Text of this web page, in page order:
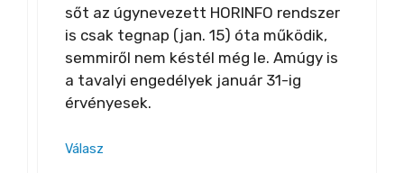
sőt az úgynevezett HORINFO rendszer
is csak tegnap (jan. 15) óta működik,
semmiről nem késtél még le. Amúgy is
a tavalyi engedélyek január 31-ig
érvényesek.
Válasz